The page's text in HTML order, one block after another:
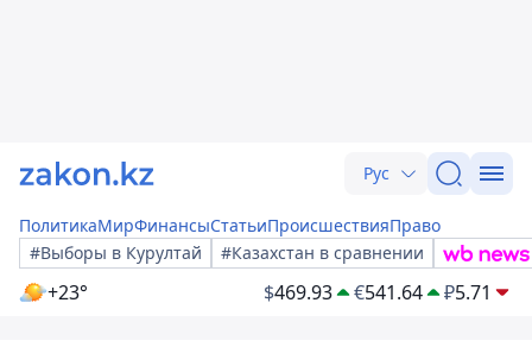
Рус
ПолитикаМирФинансыСтатьиПроисшествияПраво
#Выборы в Курултай
#Казахстан в сравнении
+23° $469.93 €541.64 ₽5.71